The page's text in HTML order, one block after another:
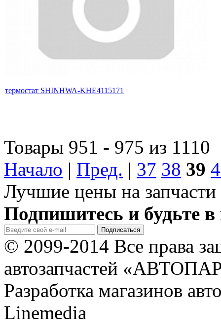
термостат SHINHWA-KHE4115171
Товары 951 - 975 из 1110
Начало | Пред. | 37 38 39
Лучшие цены на запчасти
Подпишитесь и будьте в
© 2099-2014 Все права
автозапчастей
Разработка магазинов
Linemedia